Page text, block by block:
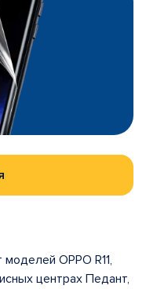
OPPO R11,
центрах Педант,